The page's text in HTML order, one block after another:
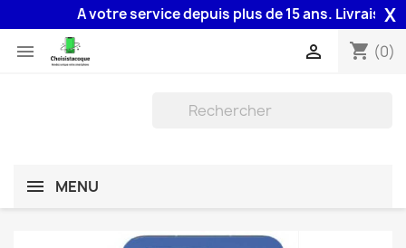
A votre service depuis plus de 15 ans. Livraison X
 shopping_cart (0)

MENU